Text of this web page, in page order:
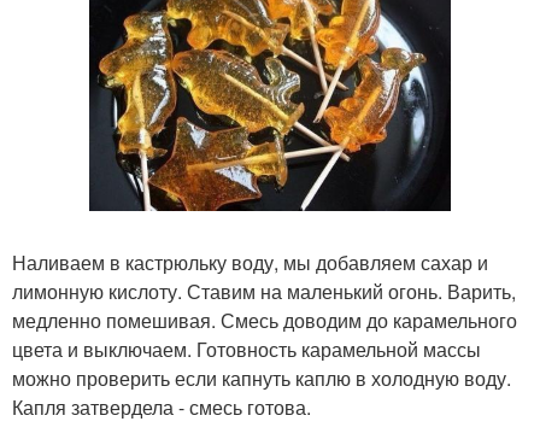
Наливаем в кастрюльку воду, мы добавляем сахар и
лимонную кислоту. Ставим на маленький огонь. Варить,
медленно помешивая. Смесь доводим до карамельного
цвета и выключаем. Готовность карамельной массы
можно проверить если капнуть каплю в холодную воду.
Капля затвердела - смесь готова.